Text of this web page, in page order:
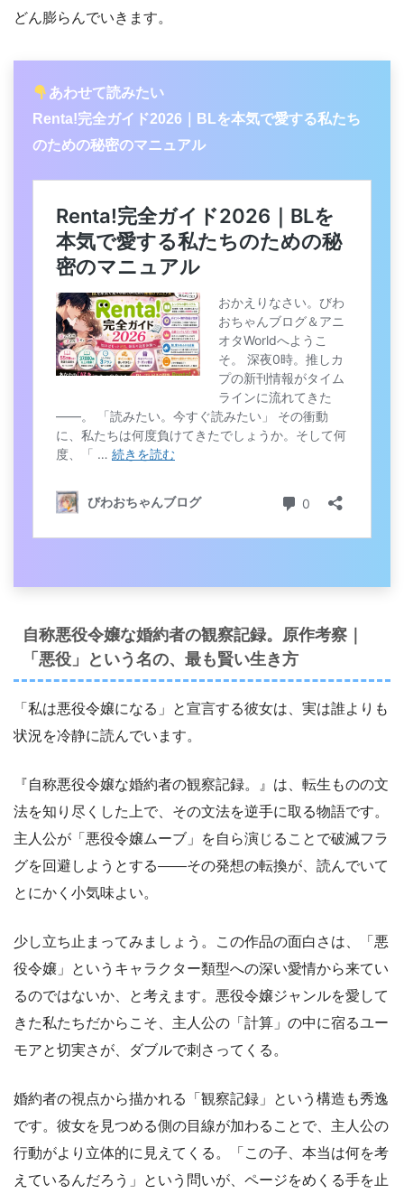
どん膨らんでいきます。
あわせて読みたい
Renta!完全ガイド2026｜BLを本気で愛する私たち
のための秘密のマニュアル
自称悪役令嬢な婚約者の観察記録。原作考察｜
「悪役」という名の、最も賢い生き方
「私は悪役令嬢になる」と宣言する彼女は、実は誰よりも
状況を冷静に読んでいます。
『自称悪役令嬢な婚約者の観察記録。』は、転生ものの文
法を知り尽くした上で、その文法を逆手に取る物語です。
主人公が「悪役令嬢ムーブ」を自ら演じることで破滅フラ
グを回避しようとする――その発想の転換が、読んでいて
とにかく小気味よい。
少し立ち止まってみましょう。この作品の面白さは、「悪
役令嬢」というキャラクター類型への深い愛情から来てい
るのではないか、と考えます。悪役令嬢ジャンルを愛して
きた私たちだからこそ、主人公の「計算」の中に宿るユー
モアと切実さが、ダブルで刺さってくる。
婚約者の視点から描かれる「観察記録」という構造も秀逸
です。彼女を見つめる側の目線が加わることで、主人公の
行動がより立体的に見えてくる。「この子、本当は何を考
えているんだろう」という問いが、ページをめくる手を止